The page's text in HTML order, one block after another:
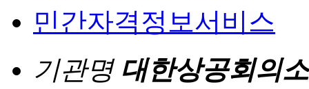
민간자격정보서비스
기관명 대한상공회의소